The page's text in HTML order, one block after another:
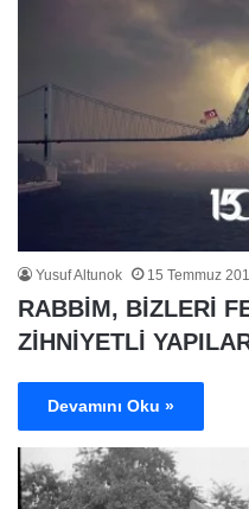
Yusuf Altunok 15 Temmuz
RABBİM, BİZLERİ
ZİHNİYETLİ
Devamını Oku »